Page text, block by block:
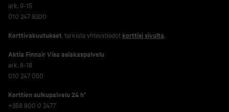
ark. 9-15
010 247 8300
Korttivakuutukset , tarkista yhteystiedot korttisi sivulta.
Aktia Finnair Visa asiakaspalvelu
ark. 8-18
010 247 050
Korttien sulkupalvelu 24 h*
+358 800 0 2477